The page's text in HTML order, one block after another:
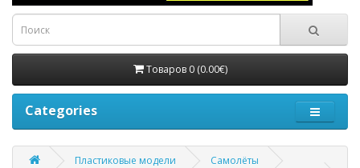
Товаров 0 (0.00€)
Categories
Пластиковые модели
Самолёты